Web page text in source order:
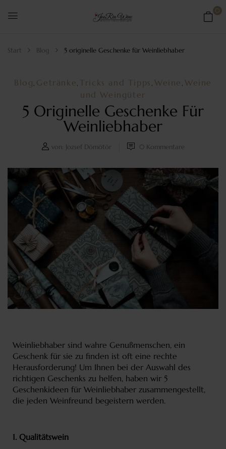
0
Start Blog 5 originelle Geschenke für Weinliebhaber
Blog , Getränke , Tricks and Tipps , Weine , Weine
und Weingüter
5 Originelle Geschenke Für
Weinliebhaber
von: Jozsef Dömötör 0 Kommentare
Weinliebhaber sind wahre Genußmenschen, ein
Geschenk für sie zu finden ist oft eine rechte
Herausforderung! Um Ihnen bei der Auswahl des
richtigen Geschenks zu helfen, haben wir 5
Geschenkideen für Weinliebhaber zusammengestellt,
die jeden Weinfreund begeistern werden.
1. Qualitätswein